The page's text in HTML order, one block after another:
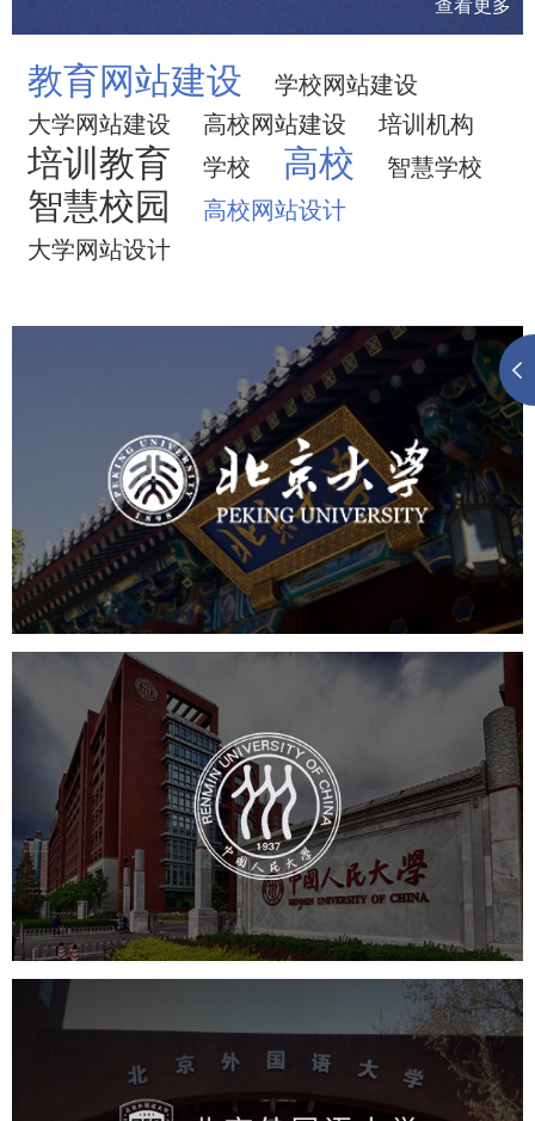
查看更多
教育网站建设
学校网站建设
大学网站建设
高校网站建设 培训机构
培训教育 学校 高校 智慧学校
智慧校园
高校网站设计
大学网站设计
北京大学
培训教育 高校 大学网站建设
高校网站建设
学校网站建设
教育网站建设
中国人民大学
培训教育 高校 大学网站建设
高校网站建设
学校网站建设
教育网站建设
北京外国语大学